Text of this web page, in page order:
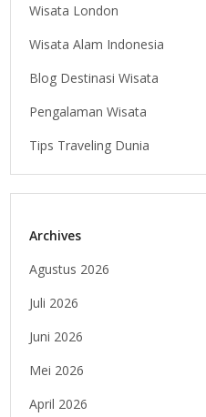
Wisata London
Wisata Alam Indonesia
Blog Destinasi Wisata
Pengalaman Wisata
Tips Traveling Dunia
Archives
Agustus 2026
Juli 2026
Juni 2026
Mei 2026
April 2026